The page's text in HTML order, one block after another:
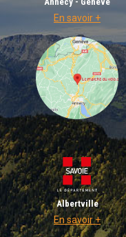
En savoir +
Albertville
En savoir +